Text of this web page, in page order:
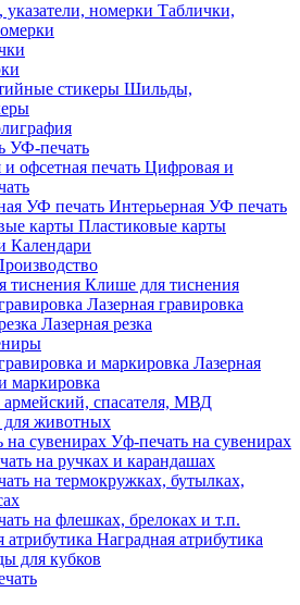
Таблички,
Шильды,
УФ-печать
Цифровая и
Интерьерная УФ печать
Пластиковые карты
Календари
Клише для тиснения
Лазерная гравировка
Лазерная резка
Лазерная
маркировка
спасателя, МВД
животных
Уф-печать на сувенирах
на ручках и карандашах
на термокружках, бутылках,
на флешках, брелоках и т.п.
Наградная атрибутика
для кубков